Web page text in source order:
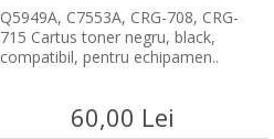
Q5949A, C7553A, CRG-708, CRG-
715 Cartus toner negru, black,
compatibil, pentru echipamen..
60,00 Lei